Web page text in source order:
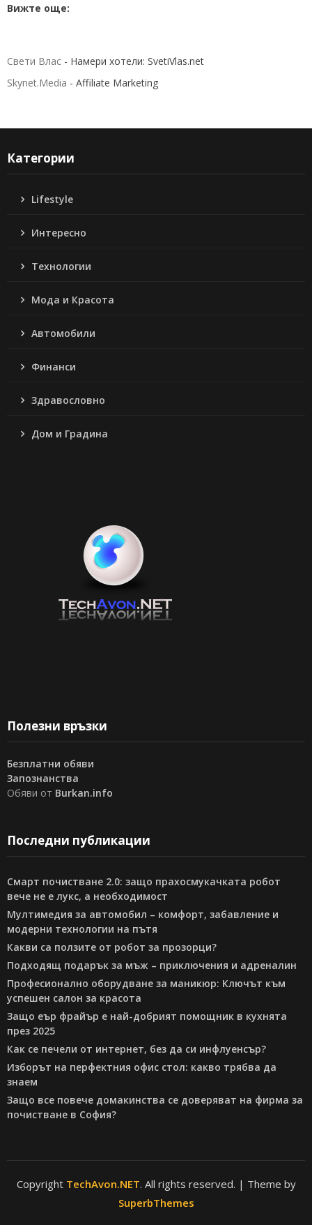
Вижте още:
Свети Влас - Намери хотели: SvetiVlas.net
Skynet.Media - Affiliate Marketing
Категории
Lifestyle
Интересно
Технологии
Мода и Красота
Автомобили
Финанси
Здравословно
Дом и Градина
Полезни връзки
Безплатни обяви
Запознанства
Обяви от Burkan.info
Последни публикации
Смарт почистване 2.0: защо прахосмукачката робот
вече не е лукс, а необходимост
Мултимедия за автомобил – комфорт, забавление и
модерни технологии на пътя
Какви са ползите от робот за прозорци?
Подходящ подарък за мъж – приключения и адреналин
Професионално оборудване за маникюр: Ключът към
успешен салон за красота
Защо еър фрайър е най-добрият помощник в кухнята
през 2025
Как се печели от интернет, без да си инфлуенсър?
Изборът на перфектния офис стол: какво трябва да
знаем
Защо все повече домакинства се доверяват на фирма за
почистване в София?
Copyright TechAvon.NET. All rights reserved. | Theme by
SuperbThemes